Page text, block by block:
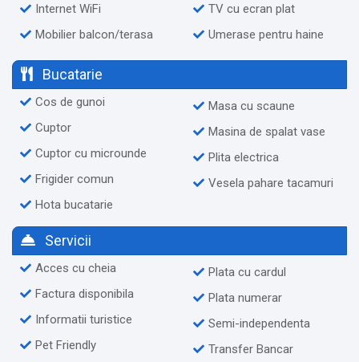
Internet WiFi
Mobilier balcon/terasa
TV cu ecran plat
Umerase pentru haine
Bucatarie
Cos de gunoi
Cuptor
Cuptor cu microunde
Frigider comun
Hota bucatarie
Masa cu scaune
Masina de spalat vase
Plita electrica
Vesela pahare tacamuri
Servicii
Acces cu cheia
Factura disponibila
Informatii turistice
Pet Friendly
Plata cu cardul
Plata numerar
Semi-independenta
Transfer Bancar